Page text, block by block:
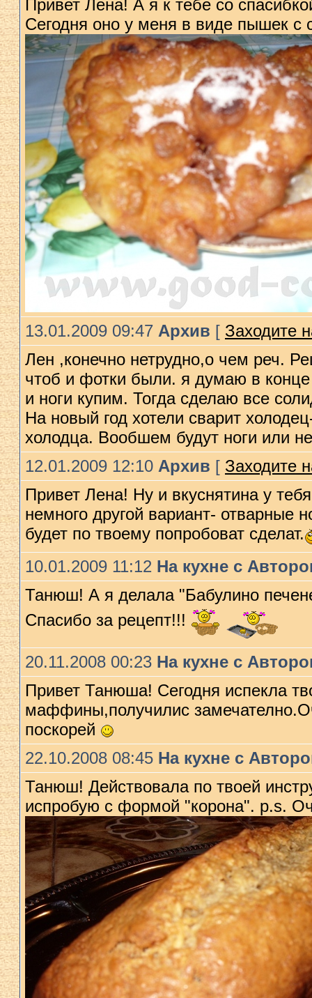
Привет Лена! А я к тебе со
Сегодня оно у меня в виде пышек с
13.01.2009 09:47 Архив [ Заходите
Лен ,конечно нетрудно,о чем реч.
чтоб и фотки были. я думаю в конце
и ноги купим. Тогда сделаю все
На новый год xотели сварит
xолодца. Вообшем будут ноги или
12.01.2009 12:10 Архив [ Заходите
Привет Лена! Ну и вкуснятина у
немного другой вариант- отварные
будет по твоему попробоват сделат.
10.01.2009 11:12 На кухне с
Танюш! А я делала "Бабулино
Спасибо за рецепт!!!
20.11.2008 00:23 На кухне с
Привет Танюша! Сегодня испекла
маффины,получилис
поскорей
22.10.2008 08:45 На кухне с
Танюш! Действовала по твоей
испробую с формой "корона". p.s.